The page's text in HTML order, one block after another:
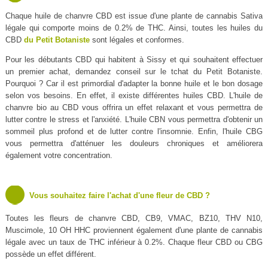
Chaque huile de chanvre CBD est issue d'une plante de cannabis Sativa
légale qui comporte moins de 0.2% de THC. Ainsi, toutes les huiles du
CBD du Petit Botanistesont légales et conformes.
Pour les débutants CBD qui habitent à Sissy et qui souhaitent effectuer
un premier achat, demandez conseil sur le tchat du Petit Botaniste.
Pourquoi ? Car il est primordial d'adapter la bonne huile et le bon dosage
selon vos besoins. En effet, il existe différentes huiles CBD. L'huile de
chanvre bio au CBD vous offrira un effet relaxant et vous permettra de
lutter contre le stress et l'anxiété. L'huile CBN vous permettra d'obtenir un
sommeil plus profond et de lutter contre l'insomnie. Enfin, l'huile CBG
vous permettra d'atténuer les douleurs chroniques et améliorera
également votre concentration.
Vous souhaitez faire l'achat d'une fleur de CBD ?
Toutes les fleurs de chanvre CBD, CB9, VMAC, BZ10, THV N10,
Muscimole, 10 OH HHC proviennent également d'une plante de cannabis
légale avec un taux de THC inférieur à 0.2%. Chaque fleur CBD ou CBG
possède un effet différent.